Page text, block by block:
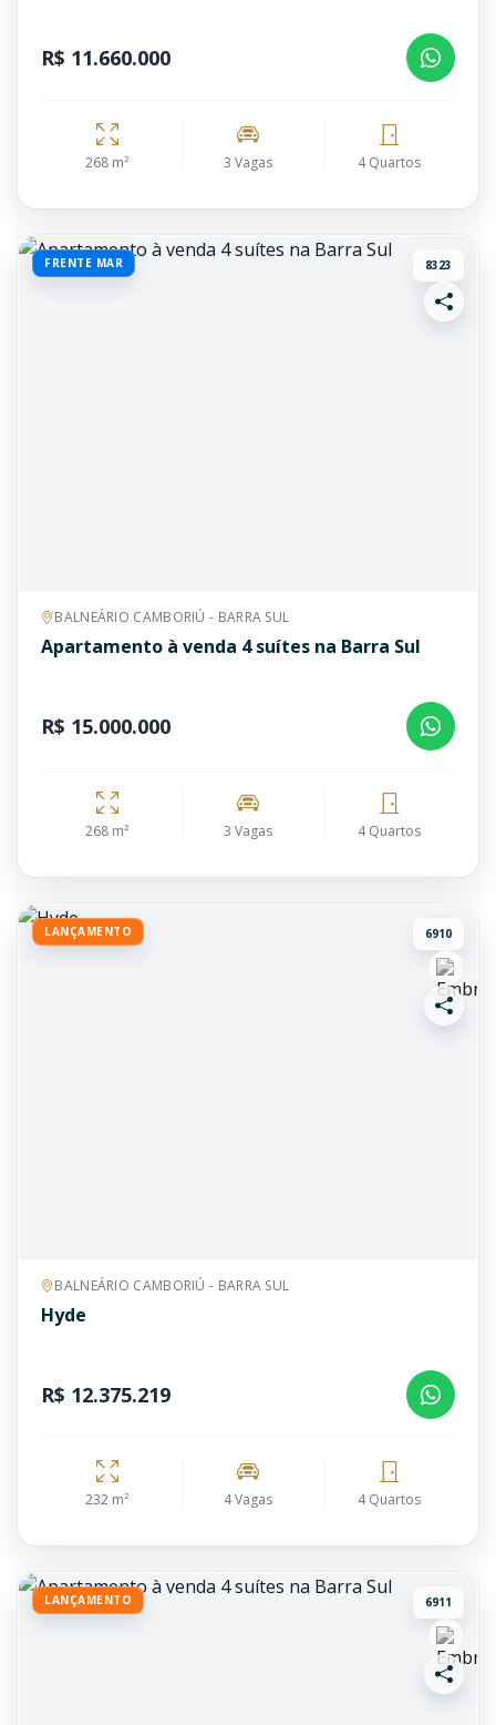
R$ 11.660.000
268 m² 3 Vagas 4 Quartos
FRENTE MAR 8323
BALNEÁRIO CAMBORIÚ - BARRA SUL
Apartamento à venda 4 suítes na Barra Sul
R$ 15.000.000
268 m² 3 Vagas 4 Quartos
LANÇAMENTO 6910
BALNEÁRIO CAMBORIÚ - BARRA SUL
Hyde
R$ 12.375.219
232 m² 4 Vagas 4 Quartos
LANÇAMENTO 6911